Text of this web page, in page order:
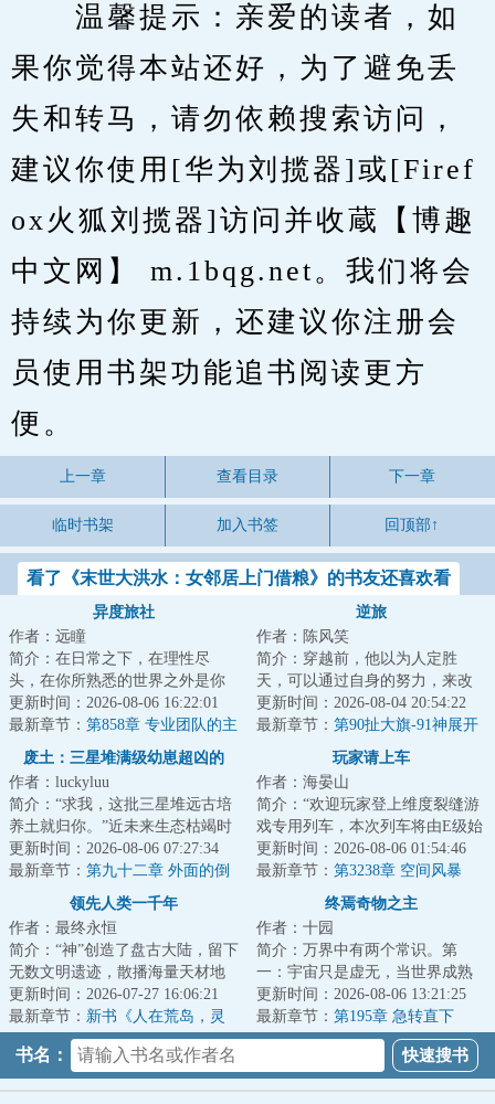
温馨提示：亲爱的读者，如
果你觉得本站还好，为了避免丢
失和转马，请勿依赖搜索访问，
建议你使用[华为刘揽器]或[Firef
ox火狐刘揽器]访问并收蔵【博趣
中文网】 m.1bqg.net。我们将会
持续为你更新，还建议你注册会
员使用书架功能追书阅读更方
便。
上一章 查看目录 下一章
临时书架 加入书签 回顶部↑
看了《末世大洪水：女邻居上门借粮》的书友还喜欢看
异度旅社
作者：远瞳
简介：在日常之下，在理性尽
头，在你所熟悉的世界之外是你
从未想象过的风景。当于生第一
次打开那扇门的时...
更新时间：2026-08-06 16:22:01
最新章节： 第858章 专业团队的主
观能动性
逆旅
作者：陈风笑
简介：穿越前，他以为人定胜
天，可以通过自身的努力，来改
变环境和阶层。穿越后才知道，
有些东西天生自带...
更新时间：2026-08-04 20:54:22
最新章节： 第90扯大旗-91神展开
（四更求月票）
废土：三星堆满级幼崽超凶的
作者：luckyluu
简介：“求我，这批三星堆远古培
养土就归你。”近未来生态枯竭时
代，江城首富兼垄断净土资源的
大佬陆宴，...
更新时间：2026-08-06 07:27:34
最新章节： 第九十二章 外面的倒
计时数到了头
玩家请上车
作者：海晏山
简介：“欢迎玩家登上维度裂缝游
戏专用列车，本次列车将由E级始
发站开往D级站点，请玩家保证生
命安全有序...
更新时间：2026-08-06 01:54:46
最新章节： 第3238章 空间风暴
领先人类一千年
作者：最终永恒
简介：“神”创造了盘古大陆，留下
无数文明遗迹，散播海量天材地
宝。当人类满怀雄心壮志，意图
闯荡盘古大...
更新时间：2026-07-27 16:06:21
最新章节： 新书《人在荒岛，灵
气怎么复苏了？》以及515打折活
动
终焉奇物之主
作者：十园
简介：万界中有两个常识。第
一：宇宙只是虚无，当世界成熟
后，将会无可避免地坠入母河，
往终焉而去。届时...
更新时间：2026-08-06 13:21:25
最新章节： 第195章 急转直下
书名：